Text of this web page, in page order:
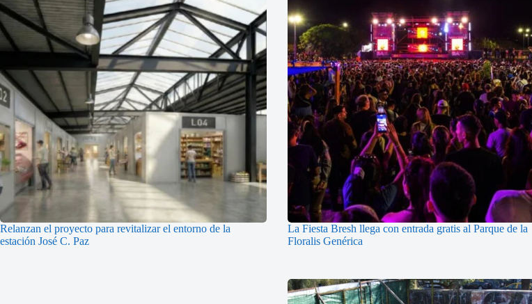
Relanzan el proyecto para revitalizar el entorno de la
estación José C. Paz
La Fiesta Bresh llega con entrada gratis al Parque de la
Floralis Genérica